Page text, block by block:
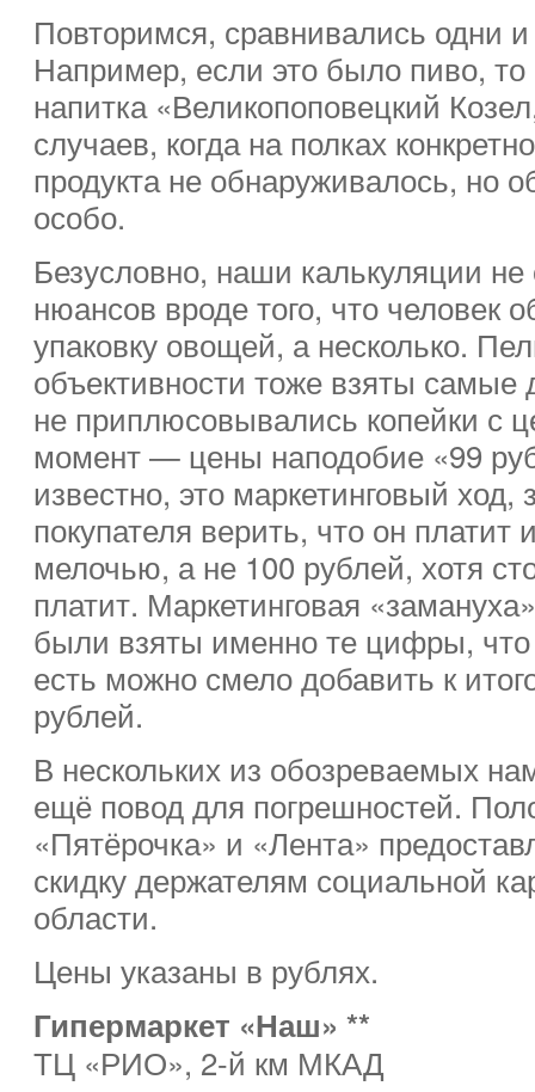
Повторимся, сравнивались одни
Например, если это было пиво,
напитка «Великопоповецкий
случаев, когда на полках
продукта не обнаруживалось, но
особо.
Безусловно, наши калькуляции
нюансов вроде того, что человек
упаковку овощей, а несколько.
объективности тоже взяты
не приплюсовывались копейки с
момент — цены наподобие «99
известно, это маркетинговый
покупателя верить, что он
мелочью, а не 100 рублей, хотя
платит. Маркетинговая
были взяты именно те цифры, что
есть можно смело добавить к
рублей.
В нескольких из обозреваемых
ещё повод для погрешностей.
«Пятёрочка» и «Лента»
скидку держателям социальной
области.
Цены указаны в рублях.
Гипермаркет «Наш» **
ТЦ «РИО», 2-й км МКАД